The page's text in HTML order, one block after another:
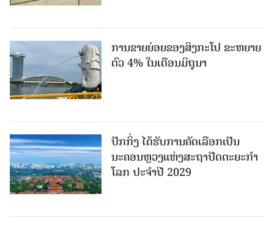
ການຂາຍຍ່ອຍຂອງສິງກະໂປ ຂະຫຍາຍ
ຕົວ 4% ໃນເດືອນມິຖຸນາ
ປັກກິ່ງ ໄດ້ຮັບການຄັດເລືອກເປັນ
ນະຄອນຫຼວງແຫ່ງສະຖາປັດຕະຍະກຳ
ໂລກ ປະຈຳປີ 2029